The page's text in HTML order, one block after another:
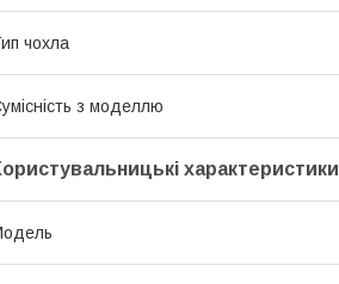
чохла
з моделлю
характеристики